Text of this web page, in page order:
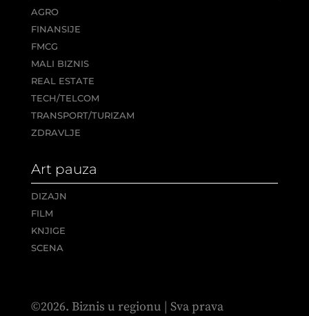
AGRO
FINANSIJE
FMCG
MALI BIZNIS
REAL ESTATE
TECH/TELCOM
TRANSPORT/TURIZAM
ZDRAVLJE
Art pauza
DIZAJN
FILM
KNJIGE
SCENA
©2026. Biznis u regionu | Sva prava